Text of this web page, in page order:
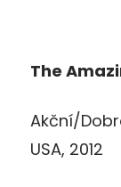
The
Akční/
USA, 2012